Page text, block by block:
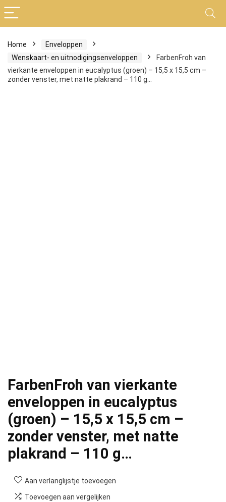
Home
Enveloppen
Wenskaart- en uitnodigingsenveloppen
FarbenFroh van
vierkante enveloppen in eucalyptus (groen) – 15,5 x 15,5 cm –
zonder venster, met natte plakrand – 110 g…
FarbenFroh van vierkante
enveloppen in eucalyptus
(groen) – 15,5 x 15,5 cm –
zonder venster, met natte
plakrand – 110 g…
Aan verlanglijstje toevoegen
Toevoegen aan vergelijken